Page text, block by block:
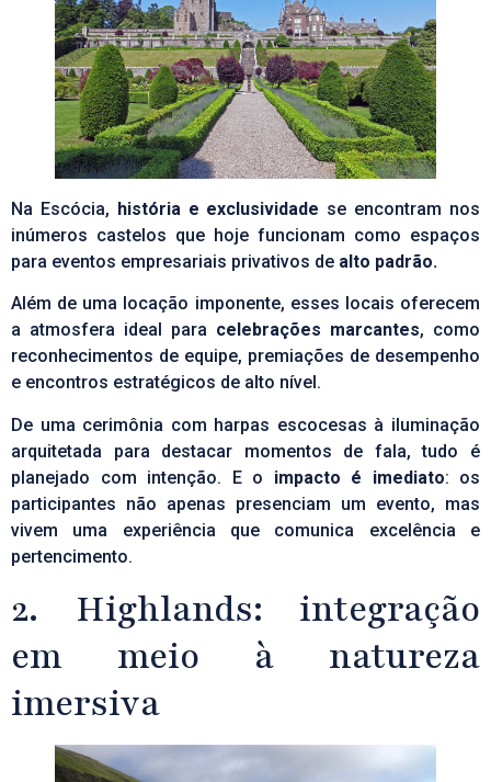
Na Escócia, história e exclusividade se encontram nos
inúmeros castelos que hoje funcionam como espaços
para eventos empresariais privativos de alto padrão.
Além de uma locação imponente, esses locais oferecem
a atmosfera ideal para celebrações marcantes, como
reconhecimentos de equipe, premiações de desempenho
e encontros estratégicos de alto nível.
De uma cerimônia com harpas escocesas à iluminação
arquitetada para destacar momentos de fala, tudo é
planejado com intenção. E o impacto é imediato: os
participantes não apenas presenciam um evento, mas
vivem uma experiência que comunica excelência e
pertencimento.
2. Highlands: integração
em meio à natureza
imersiva